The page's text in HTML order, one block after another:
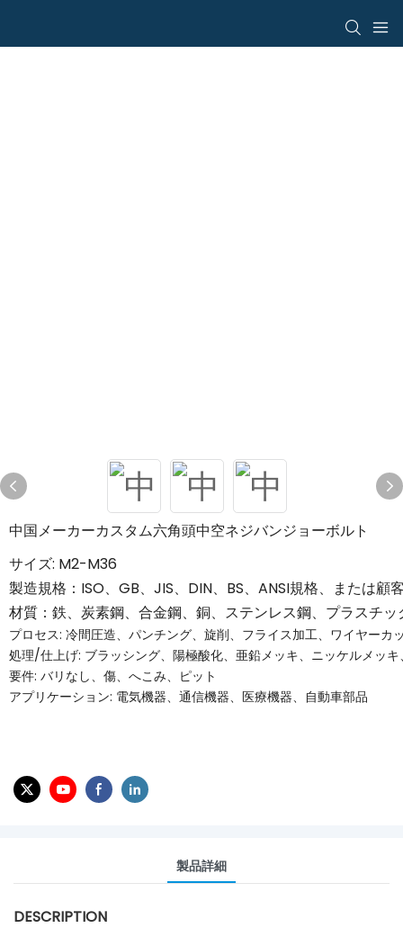
中国メーカーカスタム六角頭中空ネジバンジョーボルト
サイズ: M2-M36
製造規格：ISO、GB、JIS、DIN、BS、ANSI規格、または顧
材質：鉄、炭素鋼、合金鋼、銅、ステンレス鋼、プラスチ
プロセス: 冷間圧造、パンチング、旋削、フライス加工、ワイヤーカ
処理/仕上げ: ブラッシング、陽極酸化、亜鉛メッキ、ニッケルメッ
要件: バリなし、傷、へこみ、ピット
アプリケーション: 電気機器、通信機器、医療機器、自動車部品
製品詳細
DESCRIPTION